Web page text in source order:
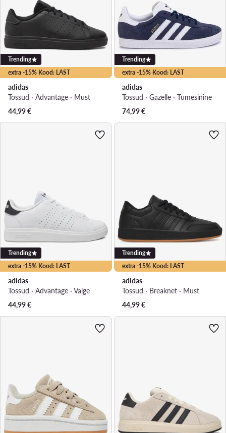
extra -15% Kood: LAST
Trending
adidas
Tossud · Advantage · Must
44,99€
extra -15% Kood: LAST
Trending
adidas
Tossud · Gazelle · Tumesinine
74,99€
extra -15% Kood: LAST
Trending
adidas
Tossud · Advantage · Valge
44,99€
extra -15% Kood: LAST
Trending
adidas
Tossud · Breaknet · Must
44,99€